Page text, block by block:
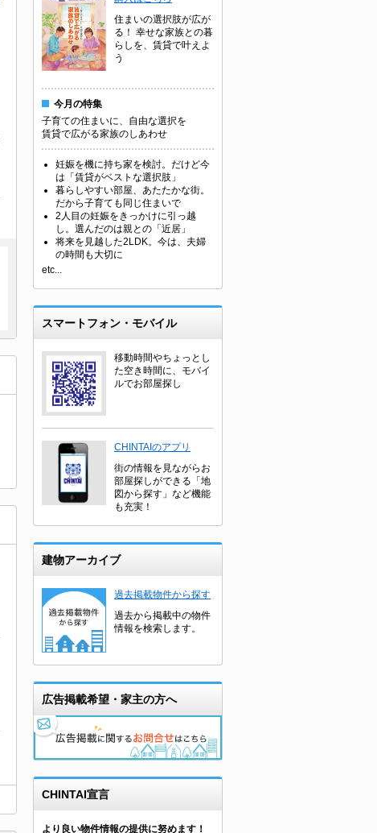
住まいの選択肢が広が
る！ 幸せな家族との暮
らしを、賃貸で叶えよ
う
今月の特集
子育ての住まいに、自由な選択を
賃貸で広がる家族のしあわせ
妊娠を機に持ち家を検討。だけど今
は「賃貸がベストな選択肢」
暮らしやすい部屋、あたたかな街。
だから子育ても同じ住まいで
2人目の妊娠をきっかけに引っ越
し。選んだのは親との「近居」
将来を見越した2LDK。今は、夫婦
の時間も大切に
etc...
スマートフォン・モバイル
移動時間やちょっとし
た空き時間に、モバイ
ルでお部屋探し
CHINTAIのアプリ
街の情報を見ながらお
部屋探しができる「地
図から探す」など機能
も充実！
建物アーカイブ
過去掲載物件から探す
過去から掲載中の物件
情報を検索します。
広告掲載希望・家主の方へ
CHINTAI宣言
より良い物件情報の提供に努めます！